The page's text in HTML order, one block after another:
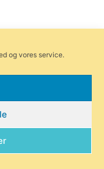
og vores service.